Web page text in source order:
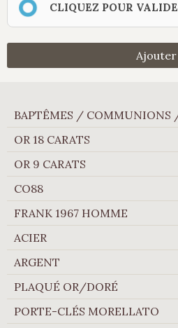
CLIQUEZ POUR
Ajouter
BAPTÊMES / COMMUNIONS
OR 18 CARATS
OR 9 CARATS
CO88
FRANK 1967 HOMME
ACIER
ARGENT
PLAQUÉ OR/DORÉ
PORTE-CLÉS MORELLATO